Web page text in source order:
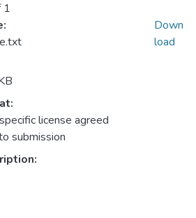
1
license agreed
submission
Down
load